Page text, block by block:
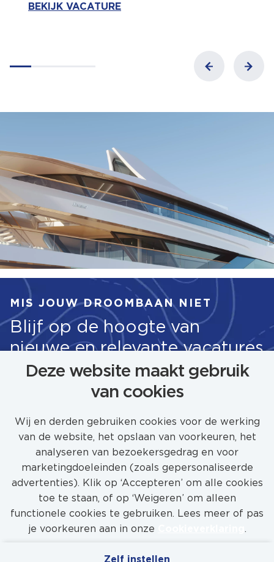
Deze website maakt gebruik
van cookies
Wij en derden gebruiken cookies voor de werking
van de website, het opslaan van voorkeuren, het
analyseren van bezoekersgedrag en voor
marketingdoeleinden (zoals gepersonaliseerde
advertenties). Klik op ‘Accepteren’ om alle cookies
toe te staan, of op ‘Weigeren’ om alleen
functionele cookies te gebruiken. Lees meer of pas
je voorkeuren aan in onze
.
Zelf instellen
BEKIJK VACATURE
MIS JOUW DROOMBAAN NIET
Blijf op de hoogte van
nieuwe en relevante vacatures
STEL JOB ALERT IN